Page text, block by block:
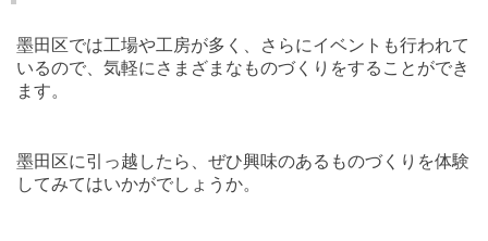
墨田区では工場や工房が多く、さらにイベントも行われて
いるので、気軽にさまざまなものづくりをすることができ
ます。
墨田区に引っ越したら、ぜひ興味のあるものづくりを体験
してみてはいかがでしょうか。